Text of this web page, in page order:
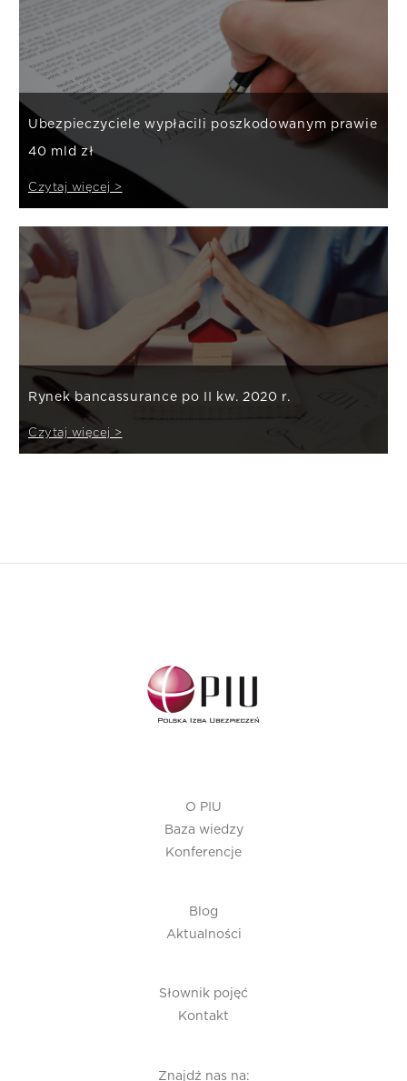
Ubezpieczyciele wypłacili poszkodowanym prawie
40 mld zł
Czytaj więcej >
Rynek bancassurance po II kw. 2020 r.
Czytaj więcej >
O PIU
Baza wiedzy
Konferencje
Blog
Aktualności
Słownik pojęć
Kontakt
Znajdź nas na: